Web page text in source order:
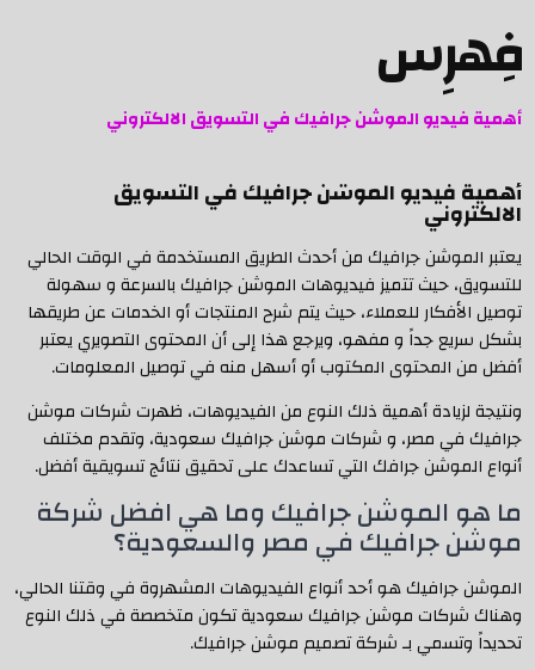
فِهرِس
أهمية فيديو الموشن جرافيك في التسويق الالكتروني
أهمية فيديو الموشن جرافيك في التسويق
الالكتروني
يعتبر الموشن جرافيك من أحدث الطريق المستخدمة في الوقت الحالي
للتسويق، حيث تتميز فيديوهات الموشن جرافيك بالسرعة و سهولة
توصيل الأفكار للعملاء، حيث يتم شرح المنتجات أو الخدمات عن طريقها
بشكل سريع جداً و مفهو، ويرجع هذا إلى أن المحتوى التصويري يعتبر
أفضل من المحتوى المكتوب أو أسهل منه في توصيل المعلومات.
ونتيجة لزيادة أهمية ذلك النوع من الفيديوهات، ظهرت شركات موشن
جرافيك في مصر، و شركات موشن جرافيك سعودية، وتقدم مختلف
أنواع الموشن جرافك التي تساعدك على تحقيق نتائج تسويقية أفضل.
ما هو الموشن جرافيك وما هي افضل شركة
موشن جرافيك في مصر والسعودية؟
الموشن جرافيك هو أحد أنواع الفيديوهات المشهروة في وقتنا الحالي،
وهناك شركات موشن جرافيك سعودية تكون متخصصة في ذلك النوع
تحديداً وتسمي بـ شركة تصميم موشن جرافيك.